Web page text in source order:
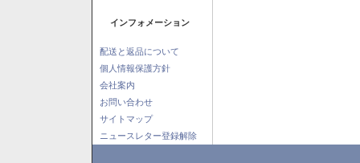
インフォメーション
配送と返品について
個人情報保護方針
会社案内
お問い合わせ
サイトマップ
ニュースレター登録解除